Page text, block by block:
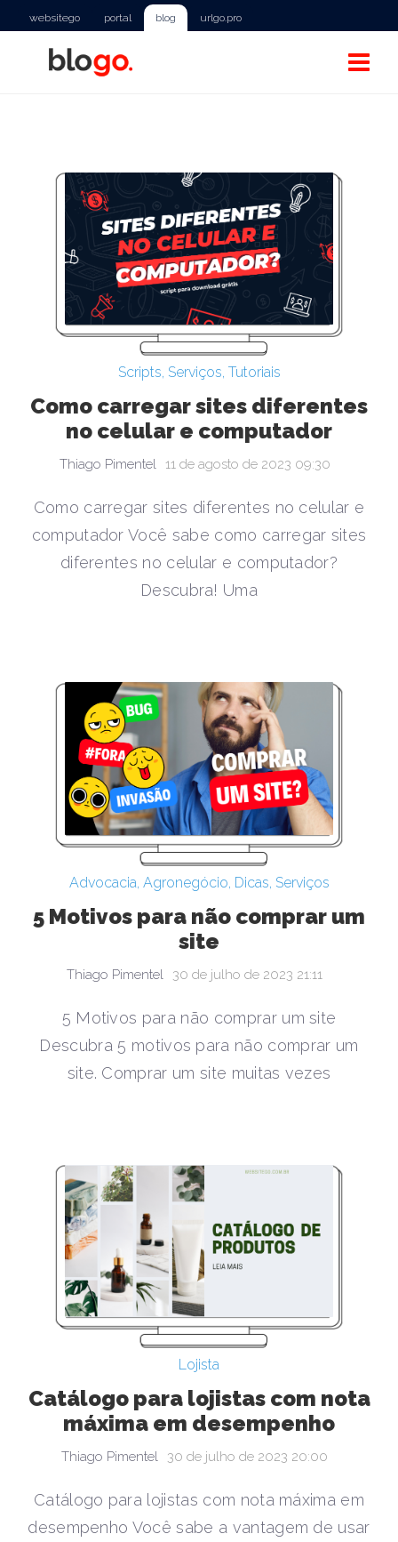
websitego portal blog urlgo.pro
Scripts, Serviços, Tutoriais
Como carregar sites diferentes
no celular e computador
Thiago Pimentel 11 de agosto de 2023 09:30
Como carregar sites diferentes no celular e
computador Você sabe como carregar sites
diferentes no celular e computador?
Descubra! Uma
Advocacia, Agronegócio, Dicas, Serviços
5 Motivos para não comprar um
site
Thiago Pimentel 30 de julho de 2023 21:11
5 Motivos para não comprar um site
Descubra 5 motivos para não comprar um
site. Comprar um site muitas vezes
Lojista
Catálogo para lojistas com nota
máxima em desempenho
Thiago Pimentel 30 de julho de 2023 20:00
Catálogo para lojistas com nota máxima em
desempenho Você sabe a vantagem de usar